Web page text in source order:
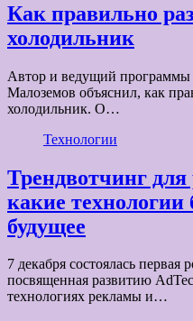
Как правильно
холодильник
Автор и ведущий
Малоземов объяснил, как
холодильник. О…
Технологии
Трендвотчинг
какие технологии
будущее
7 декабря состоялась
посвященная развитию
технологиях рекламы и…